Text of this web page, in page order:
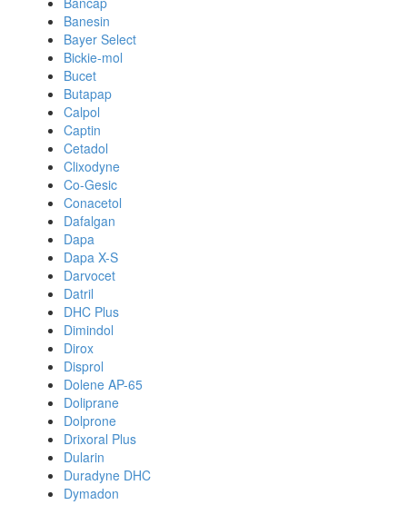
Banesin
Bayer Select
Bickie-mol
Bucet
Butapap
Calpol
Captin
Cetadol
Clixodyne
Co-Gesic
Conacetol
Dafalgan
Dapa
Dapa X-S
Darvocet
Datril
DHC Plus
Dimindol
Dirox
Disprol
Dolene AP-65
Doliprane
Dolprone
Drixoral Plus
Dularin
Duradyne DHC
Dymadon